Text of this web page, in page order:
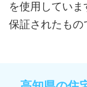
を使用してい
保証されたもの